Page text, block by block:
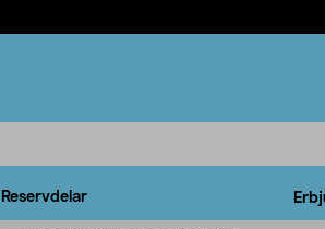
Reservdelar